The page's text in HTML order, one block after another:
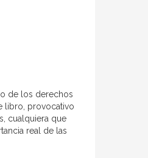
de los derechos
libro, provocativo
cualquiera que
real de las